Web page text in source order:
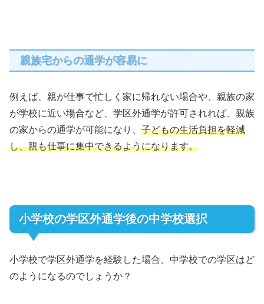
親族宅からの通学が容易に
例えば、親が仕事で忙しく家に帰れない場合や、親族の家
が学校に近い場合など、学区外通学が許可されれば、親族
の家からの通学が可能になり、 子どもの生活負担を軽減
し、親も仕事に集中できるようになります。
小学校の学区外通学後の中学校選択
小学校で学区外通学を経験した場合、中学校での学区はど
のようになるのでしょうか？